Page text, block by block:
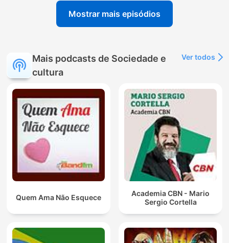
Mostrar mais episódios
Mais podcasts de Sociedade e
cultura
Ver todos
Quem Ama Não Esquece
Academia CBN - Mario
Sergio Cortella